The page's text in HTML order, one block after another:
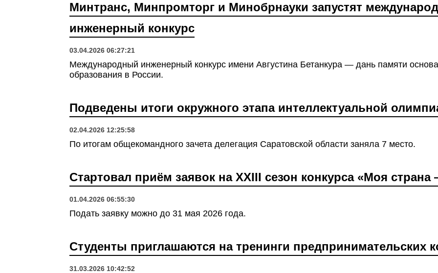
Минтранс, Минпромторг и Минобрнауки запустят
инженерный конкурс
03.04.2026 06:27:21
Международный инженерный конкурс имени Августина Бетанкура — дань памяти
образования в России.
Подведены итоги окружного этапа интеллектуальной
02.04.2026 12:25:58
По итогам общекомандного зачета делегация Саратовской области заняла 7 место.
Стартовал приём заявок на XXIII сезон конкурса «Моя
01.04.2026 06:55:30
Подать заявку можно до 31 мая 2026 года.
Студенты приглашаются на тренинги предпринимательских
31.03.2026 10:42:52